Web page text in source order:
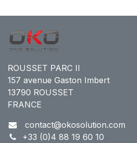
ROUSSET PARC II
157 avenue Gaston Imbert
13790 ROUSSET
FRANCE
contact@okosolution.com
+33 (0)4 88 19 60 10